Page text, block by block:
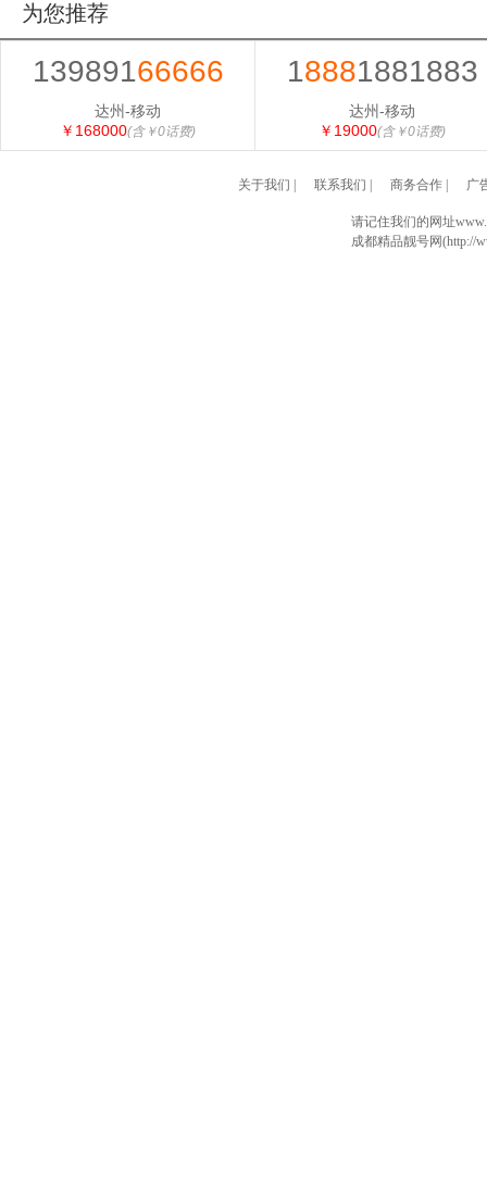
为您推荐
13989166666
达州-移动
￥168000(含￥0话费)
18881881883
达州-移动
￥19000(含￥0话费)
关于我们 联系我们 商务合作| 广
请记住我们的网址
成都精品靓号网(http://